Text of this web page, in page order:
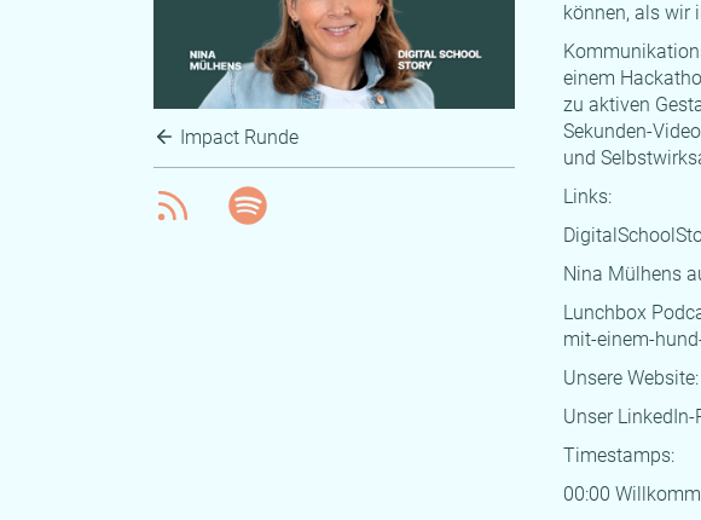
Impact Runde
können, als wir
einem
zu aktiven
Sekunden-
und
Links:
Nina Mülhens
Lunchbox
mit-einem-
Unsere
Unser LinkedIn-
Timestamps:
00:00